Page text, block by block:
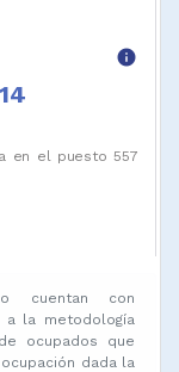
info
en el puesto 557
cuentan con
a la metodología
ocupados que
dada la